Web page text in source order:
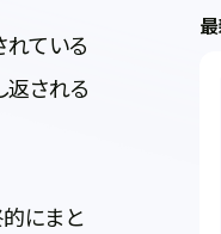
ている
返される
にまと